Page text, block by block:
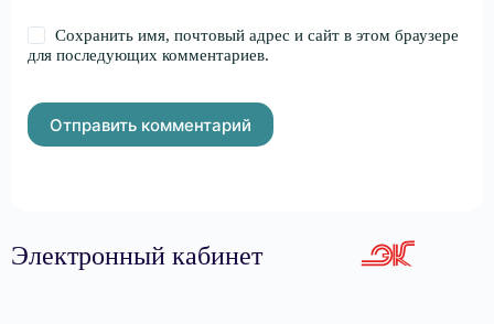
Сохранить имя, почтовый адрес и сайт в этом браузере
для последующих комментариев.
Отправить комментарий
Электронный кабинет